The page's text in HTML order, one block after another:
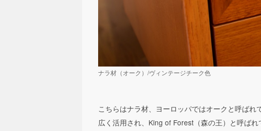
ナラ材（オーク）/ヴィンテージチーク色
こちらはナラ材、ヨーロッパではオークと呼ば
広く活用され、King of Forest（森の王）と呼ばれ